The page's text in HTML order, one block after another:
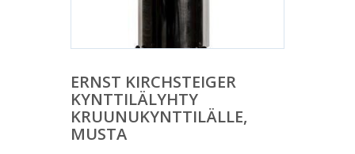
ERNST KIRCHSTEIGER
KYNTTILÄLYHTY
KRUUNUKYNTTILÄLLE,
MUSTA